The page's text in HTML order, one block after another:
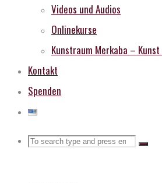
Videos und Audios
Onlinekurse
Kunstraum Merkaba –
Kontakt
Spenden
Search
Search
Search